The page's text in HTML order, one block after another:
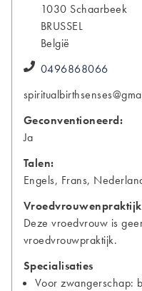
1030 Schaarbeek
BRUSSEL
België
0496868066
Geconventioneerd:
Ja
Talen:
Engels, Frans,
Deze vroedvrouw is
vroedvrouwpraktijk.
Specialisaties
Voor zwangerschap: